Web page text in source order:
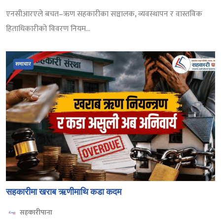
एनसीआरएले बचत–ऋण सहकारीका सञ्चालक, व्यवस्थापन र वास्तविक
हिताधिकारीको विवरण नियम...
समाचार
सहकारीमा खराब ऋणीमाथि कडा कदम
सहकारीपाना